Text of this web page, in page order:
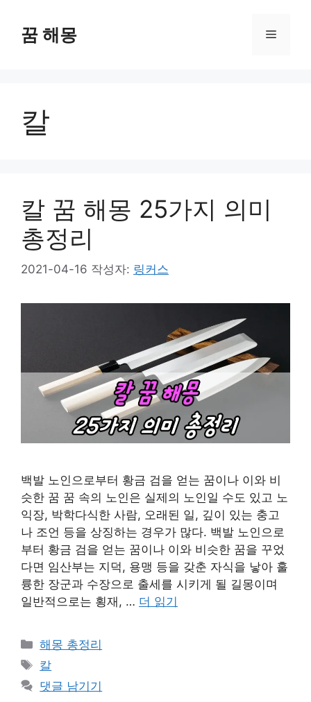
꿈 해몽 메
칼
칼 꿈 해몽 25가지 의미
총정리
2021-04-16 작성자: 링커스
백발 노인으로부터 황금 검을 얻는 꿈이나 이와 비
슷한 꿈 꿈 속의 노인은 실제의 노인일 수도 있고 노
익장, 박학다식한 사람, 오래된 일, 깊이 있는 충고
나 조언 등을 상징하는 경우가 많다. 백발 노인으로
부터 황금 검을 얻는 꿈이나 이와 비슷한 꿈을 꾸었
다면 임산부는 지덕, 용맹 등을 갖춘 자식을 낳아 훌
륭한 장군과 수장으로 출세를 시키게 될 길몽이며
일반적으로는 횡재, … 더 읽기
카
테
리
해몽 총정리
태
그
칼
댓글 남기기